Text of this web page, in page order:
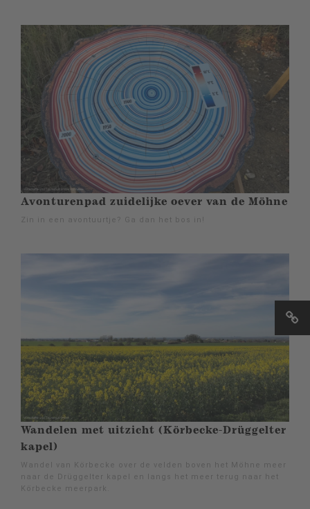
Avonturenpad zuidelijke oever van de Möhne
Zin in een avontuurtje? Ga dan het bos in!
Wandelen met uitzicht (Körbecke-Drüggelter
kapel)
Wandel van Körbecke over de velden boven het Möhne meer
naar de Drüggelter kapel en langs het meer terug naar het
Körbecke meerpark.